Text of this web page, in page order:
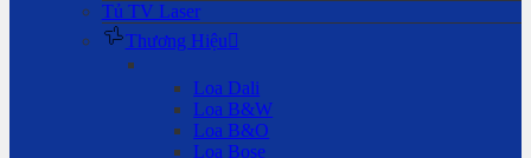
Tủ TV Laser
Thương Hiệu
Loa Dali
Loa B&W
Loa B&O
Loa Bose